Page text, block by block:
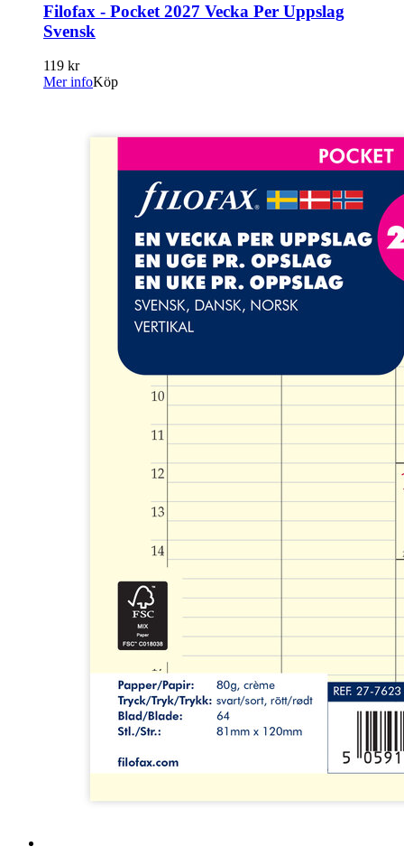
Filofax - Pocket 2027 Vecka Per Uppslag
Svensk
119 kr
Mer infoKöp